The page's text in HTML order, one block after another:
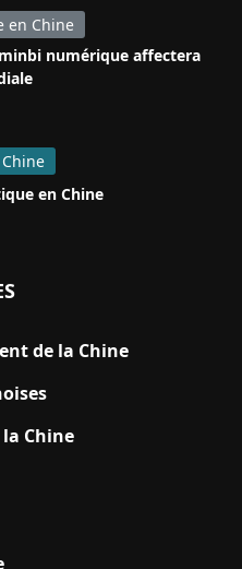
en Chine
numérique affectera
en Chine
de la Chine
Chine